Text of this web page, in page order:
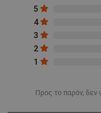
5
4
3
2
1
Προς το παρόν, δεν